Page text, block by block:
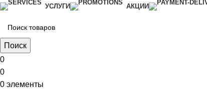
УСЛУГИ АКЦИИ
Поиск
0
0
0 элементы